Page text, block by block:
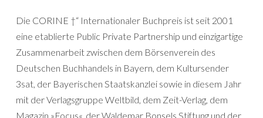
Die CORINE †“ Internationaler Buchpreis ist seit 2001
eine etablierte Public Private Partnership und einzigartige
Zusammenarbeit zwischen dem Börsenverein des
Deutschen Buchhandels in Bayern, dem Kultursender
3sat, der Bayerischen Staatskanzlei sowie in diesem Jahr
mit der Verlagsgruppe Weltbild, dem Zeit-Verlag, dem
Magazin »Focus«, der Waldemar Bonsels Stiftung und der